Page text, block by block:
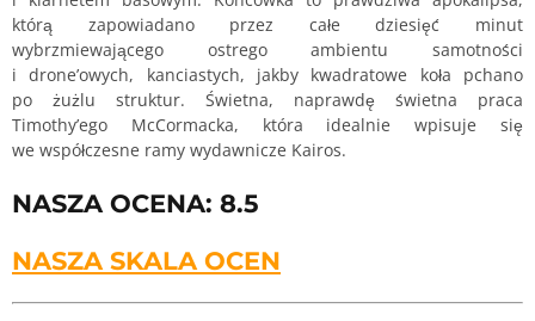
którą zapowiadano przez całe dziesięć minut
wybrzmiewającego ostrego ambientu samotności
i drone’owych, kanciastych, jakby kwadratowe koła pchano
po żużlu struktur. Świetna, naprawdę świetna praca
Timothy’ego McCormacka, która idealnie wpisuje się
we współczesne ramy wydawnicze Kairos.
NASZA OCENA: 8.5
NASZA SKALA OCEN